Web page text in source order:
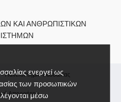
ενεργεί ως
των προσωπικών
μέσω
ΚΑΙ ΑΝΘΡΩΠΙΣΤΙΚΏΝ
-Πανεπιστήμιο Θεσσαλίας
Απορρήτου